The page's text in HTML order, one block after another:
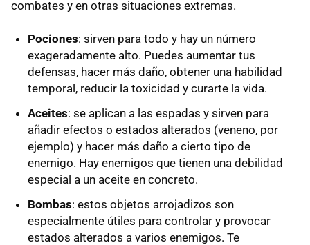
combates y en otras situaciones extremas.
Pociones: sirven para todo y hay un número
exageradamente alto. Puedes aumentar tus
defensas, hacer más daño, obtener una habilidad
temporal, reducir la toxicidad y curarte la vida.
Aceites: se aplican a las espadas y sirven para
añadir efectos o estados alterados (veneno, por
ejemplo) y hacer más daño a cierto tipo de
enemigo. Hay enemigos que tienen una debilidad
especial a un aceite en concreto.
Bombas: estos objetos arrojadizos son
especialmente útiles para controlar y provocar
estados alterados a varios enemigos. Te